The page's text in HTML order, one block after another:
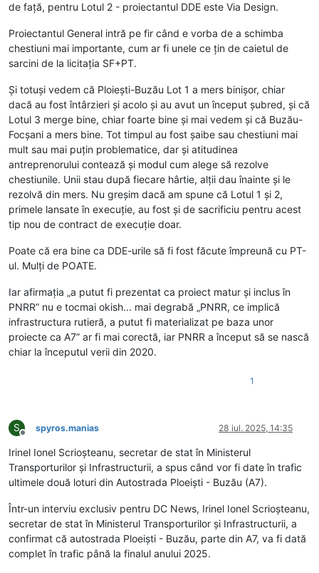
de față, pentru Lotul 2 - proiectantul DDE este Via Design.
Proiectantul General intră pe fir când e vorba de a schimba
chestiuni mai importante, cum ar fi unele ce țin de caietul de
sarcini de la licitația SF+PT.
Și totuși vedem că Ploiești-Buzău Lot 1 a mers binișor, chiar
dacă au fost întârzieri și acolo și au avut un început șubred, și că
Lotul 3 merge bine, chiar foarte bine și mai vedem și că Buzău-
Focșani a mers bine. Tot timpul au fost șaibe sau chestiuni mai
mult sau mai puțin problematice, dar și atitudinea
antreprenorului contează și modul cum alege să rezolve
chestiunile. Unii stau după fiecare hârtie, alții dau înainte și le
rezolvă din mers. Nu greșim dacă am spune că Lotul 1 și 2,
primele lansate în execuție, au fost și de sacrificiu pentru acest
tip nou de contract de execuție doar.
Poate că era bine ca DDE-urile să fi fost făcute împreună cu PT-
ul. Mulți de POATE.
Iar afirmația „a putut fi prezentat ca proiect matur și inclus în
PNRR” nu e tocmai okish... mai degrabă „PNRR, ce implică
infrastructura rutieră, a putut fi materializat pe baza unor
proiecte ca A7” ar fi mai corectă, iar PNRR a început să se nască
chiar la începutul verii din 2020.
1
S
Deconectat
spyros.manias 28 iul. 2025, 14:35
Irinel Ionel Scrioșteanu, secretar de stat în Ministerul
Transporturilor și Infrastructurii, a spus când vor fi date în trafic
ultimele două loturi din Autostrada Ploeiști - Buzău (A7).
Într-un interviu exclusiv pentru DC News, Irinel Ionel Scrioșteanu,
secretar de stat în Ministerul Transporturilor și Infrastructurii, a
confirmat că autostrada Ploeiști - Buzău, parte din A7, va fi dată
complet în trafic până la finalul anului 2025.